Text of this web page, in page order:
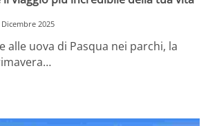
Dicembre 2025
alle uova di Pasqua nei parchi, la